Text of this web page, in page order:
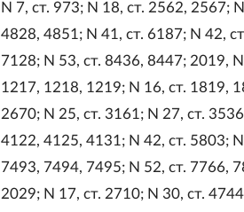
N 7, ст. 973; N 18, ст. 2562, 2567;
4828, 4851; N 41, ст. 6187; N 42,
7128; N 53, ст. 8436, 8447; 2019,
1217, 1218, 1219; N 16, ст. 1819,
2670; N 25, ст. 3161; N 27, ст.
4122, 4125, 4131; N 42, ст. 5803;
7493, 7494, 7495; N 52, ст. 7766,
2029; N 17, ст. 2710; N 30, ст.